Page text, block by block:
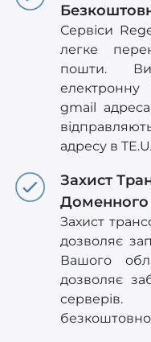
Сервіси
легке
пошти.
gmail
адресу в
Захист
Доменного
Захист
дозволяє
Вашого
дозволяє